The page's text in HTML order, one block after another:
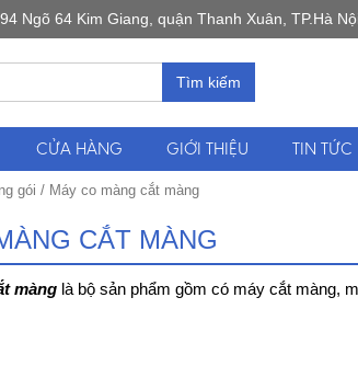
Ngõ 64 Kim Giang, quận Thanh Xuân, TP.Hà
Tìm kiếm
CỬA HÀNG GIỚI THIỆU TIN TỨC
gói / Máy co màng cắt màng
CẮT MÀNG
mànglà bộ sản phẩm gồm có máy cắt màng,